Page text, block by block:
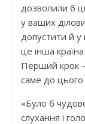
дозволили б
у ваших
допустити й
це інша
Перший крок
саме до цього
«Було б
слухання і